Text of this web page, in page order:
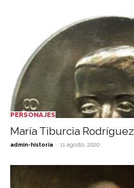
PERSONAJES
María Tiburcia Rodríguez
admin-historia - 11 agosto, 2020